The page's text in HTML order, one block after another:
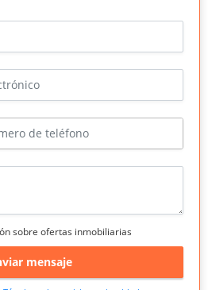
sobre ofertas inmobiliarias
mensaje